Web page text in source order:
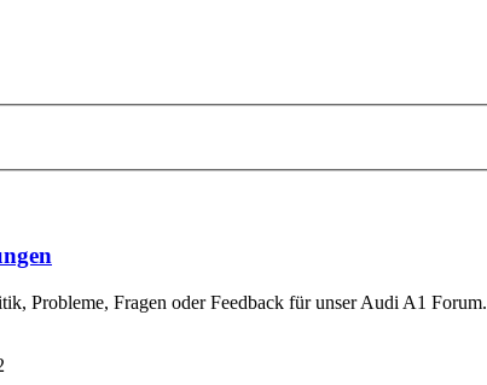
Probleme, Fragen oder Feedback für unser Audi A1 Forum.